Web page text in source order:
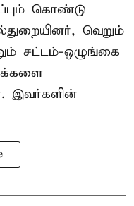
கொண்டு
வெறும்
சட்டம்-ஒழுங்கை
இவர்களின்